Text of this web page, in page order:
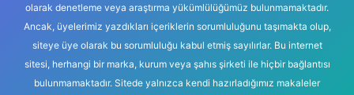
olarak denetleme veya araştırma yükümlülüğümüz bulunmamaktadır.
Ancak, üyelerimiz yazdıkları içeriklerin sorumluluğunu taşımakta olup,
siteye üye olarak bu sorumluluğu kabul etmiş sayılırlar. Bu internet
sitesi, herhangi bir marka, kurum veya şahıs şirketi ile hiçbir bağlantısı
bulunmamaktadır. Sitede yalnızca kendi hazırladığımız makaleler